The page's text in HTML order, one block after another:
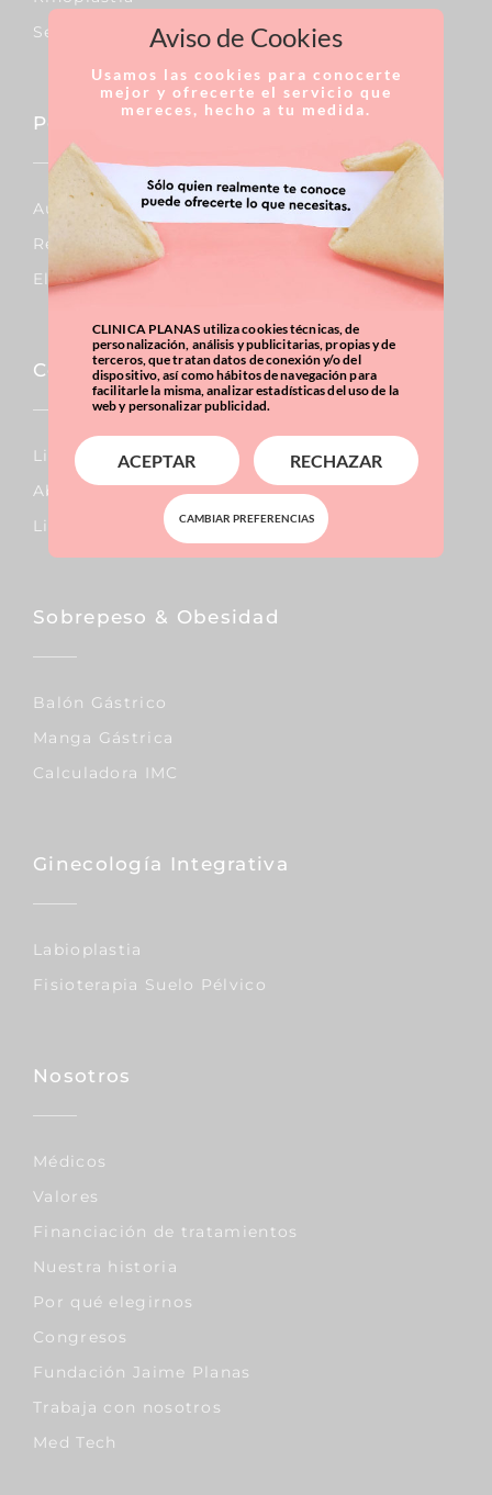
Septoplastia
Pecho
Aumento De Pecho
Reducción De Pecho
Elevación De Pecho
Corporal
Lipo Vaser
Abdominoplastia
Liposucción
Sobrepeso & Obesidad
Balón Gástrico
Manga Gástrica
Calculadora IMC
Ginecología Integrativa
Labioplastia
Fisioterapia Suelo Pélvico
Nosotros
Médicos
Valores
Financiación de tratamientos
Nuestra historia
Por qué elegirnos
Congresos
Fundación Jaime Planas
Trabaja con nosotros
Med Tech
Aviso de Cookies
Usamos las cookies para conocerte
mejor y ofrecerte el servicio que
mereces, hecho a tu medida.
CLINICA PLANAS utiliza cookies técnicas, de
personalización, análisis y publicitarias, propias y de
terceros, que tratan datos de conexión y/o del
dispositivo, así como hábitos de navegación para
facilitarle la misma, analizar estadísticas del uso de la
web y personalizar publicidad.
ACEPTAR RECHAZAR
CAMBIAR PREFERENCIAS